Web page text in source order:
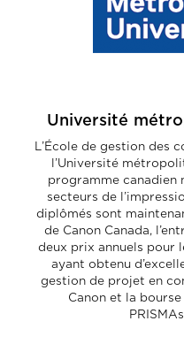
Université
L’École de gestion des
l’Université
programme canadien
secteurs de
diplômés sont
de Canon Canada,
deux prix annuels pour
ayant obtenu
gestion de projet en
Canon et la